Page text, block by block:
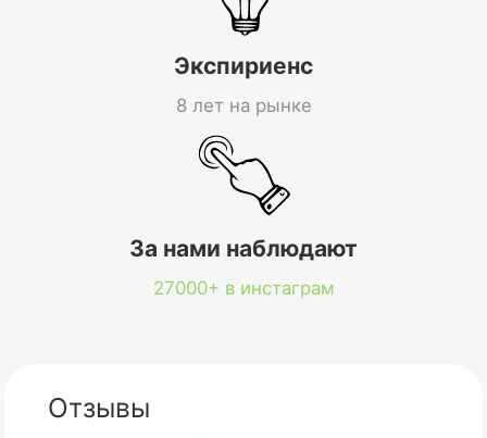
Экспириенс
8 лет на рынке
За нами наблюдают
27000+ в инстаграм
Отзывы